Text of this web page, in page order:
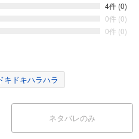
4件 (0)
0件 (0)
0件 (0)
キドキハラハラ
ネタバレのみ